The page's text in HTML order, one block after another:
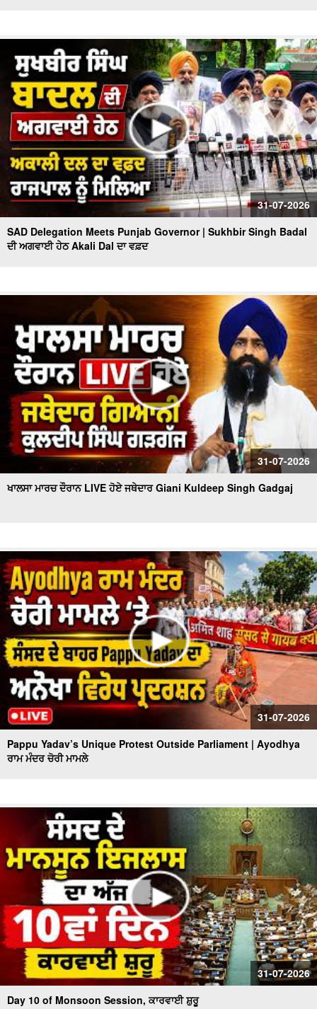
31-07-2026
SAD Delegation Meets Punjab Governor | Sukhbir Singh Badal
ਦੀ ਅਗਵਾਈ ਹੇਠ Akali Dal ਦਾ ਵਫ਼ਦ
31-07-2026
ਖਾਲਸਾ ਮਾਰਚ ਦੌਰਾਨ LIVE ਹੋਏ ਜਥੇਦਾਰ Giani Kuldeep Singh Gadgaj
31-07-2026
Pappu Yadav’s Unique Protest Outside Parliament | Ayodhya
ਰਾਮ ਮੰਦਰ ਚੋਰੀ ਮਾਮਲੇ
31-07-2026
Day 10 of Monsoon Session, ਕਾਰਵਾਈ ਸ਼ੁਰੂ